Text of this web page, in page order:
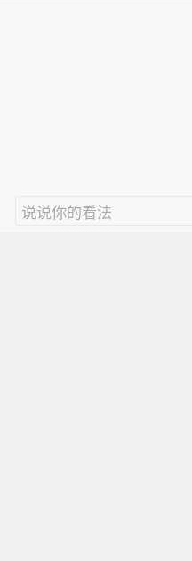
说说你的看法